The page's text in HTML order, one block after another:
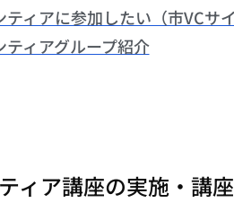
ティアに参加したい（市VCサイ
ティアグループ紹介
ィア講座の実施・講